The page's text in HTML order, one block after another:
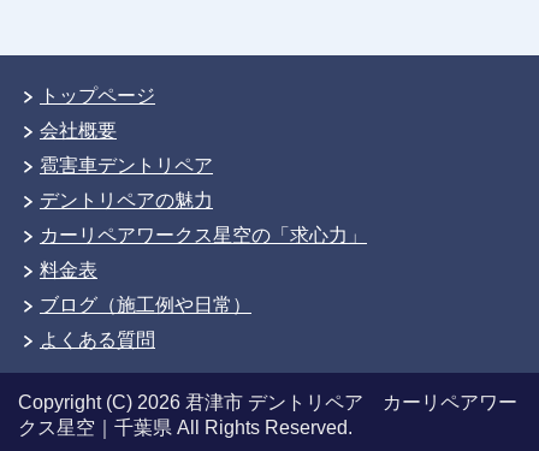
トップページ
会社概要
雹害車デントリペア
デントリペアの魅力
カーリペアワークス星空の「求心力」
料金表
ブログ（施工例や日常）
よくある質問
Copyright (C) 2026 君津市 デントリペア カーリペアワー
クス星空｜千葉県 All Rights Reserved.